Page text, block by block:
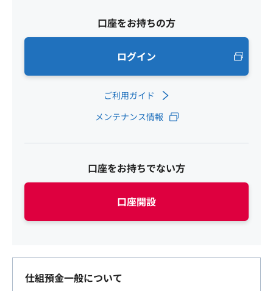
口座をお持ちの方
ログイン
ご利用ガイド
メンテナンス情報
口座をお持ちでない方
口座開設
仕組預金一般について